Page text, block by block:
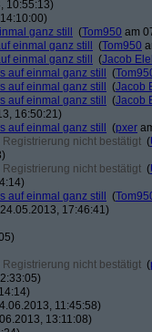
10:55:13)
ganz still
(Tom950 am
einmal ganz still
(Tom950
einmal ganz still
(Jacob
auf einmal ganz still
(
auf einmal ganz still
(Jacob
auf einmal ganz still
(Jacob
16:50:21)
auf einmal ganz still
(pxer
nicht bestätigt (
nicht bestätigt (
auf einmal ganz still
(
17:46:41)
nicht bestätigt (
11:45:58)
13:11:08)